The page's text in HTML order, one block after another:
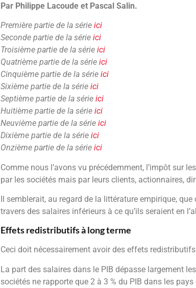
Par Philippe Lacoude et Pascal Salin.
Première partie de la série ici
Seconde partie de la série ici
Troisième partie de la série ici
Quatrième partie de la série ici
Cinquième partie de la série ici
Sixième partie de la série ici
Septième partie de la série ici
Huitième partie de la série ici
Neuvième partie de la série ici
Dixième partie de la série ici
Onzième partie de la série ici
Comme nous l’avons vu précédemment, l’impôt sur
par les sociétés mais par leurs clients, actionnaires,
Il semblerait, au regard de la littérature empirique,
travers des salaires inférieurs à ce qu’ils seraient en
Effets redistributifs à long terme
Ceci doit nécessairement avoir des effets
La part des salaires dans le PIB dépasse largement
sociétés ne rapporte que 2 à 3 % du PIB dans les